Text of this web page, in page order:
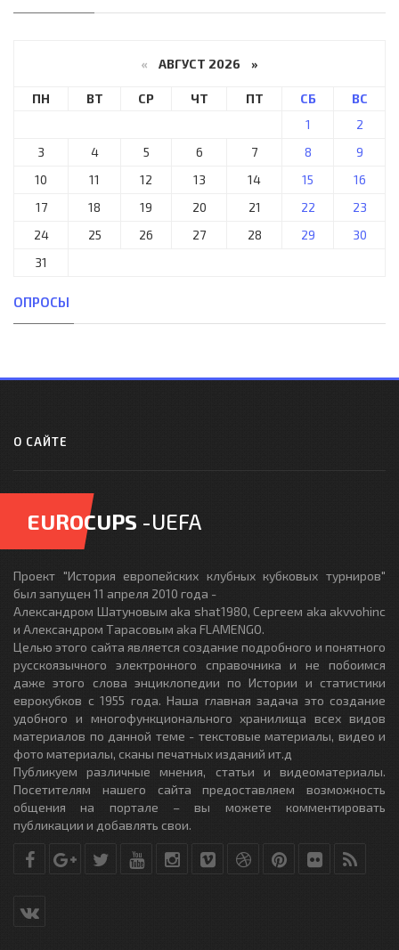
« АВГУСТ 2026 »
ПН ВТ СР ЧТ ПТ СБ
ВС
1
2
3
4 5 6 7 8
9
10
11 12 13 14 15
16
17
18 19 20 21 22
23
24
25 26 27 28 29
30
31
ОПРОСЫ
О САЙТЕ
EUROCUPS -UEFA
Проект "История европейских клубных кубковых турниров"
был запущен 11 апреля 2010 года -
Александром Шатуновым aka shat1980, Сергеем aka akvvohinc
и Александром Тарасовым aka FLAMENGO.
Целью этого сайта является создание подробного и понятного
русскоязычного электронного справочника и не побоимся
даже этого слова энциклопедии по Истории и статистики
еврокубков с 1955 года. Наша главная задача это создание
удобного и многофункционального хранилища всех видов
материалов по данной теме - текстовые материалы, видео и
фото материалы, сканы печатных изданий ит.д
Публикуем различные мнения, статьи и видеоматериалы.
Посетителям нашего сайта предоставляем возможность
общения на портале – вы можете комментировать
публикации и добавлять свои.